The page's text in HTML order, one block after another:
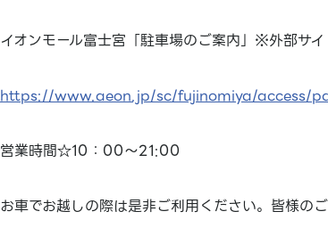
イオンモール富士宮「駐車場のご案内」※外部サ
https://www.aeon.jp/sc/fujinomiya/access/
営業時間☆10：00～21:00
お車でお越しの際は是非ご利用ください。皆様の